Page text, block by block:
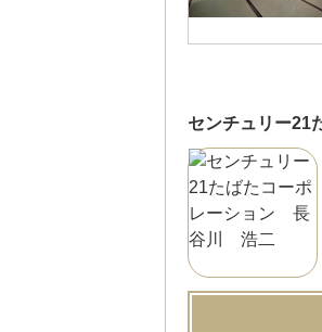
センチュリー21